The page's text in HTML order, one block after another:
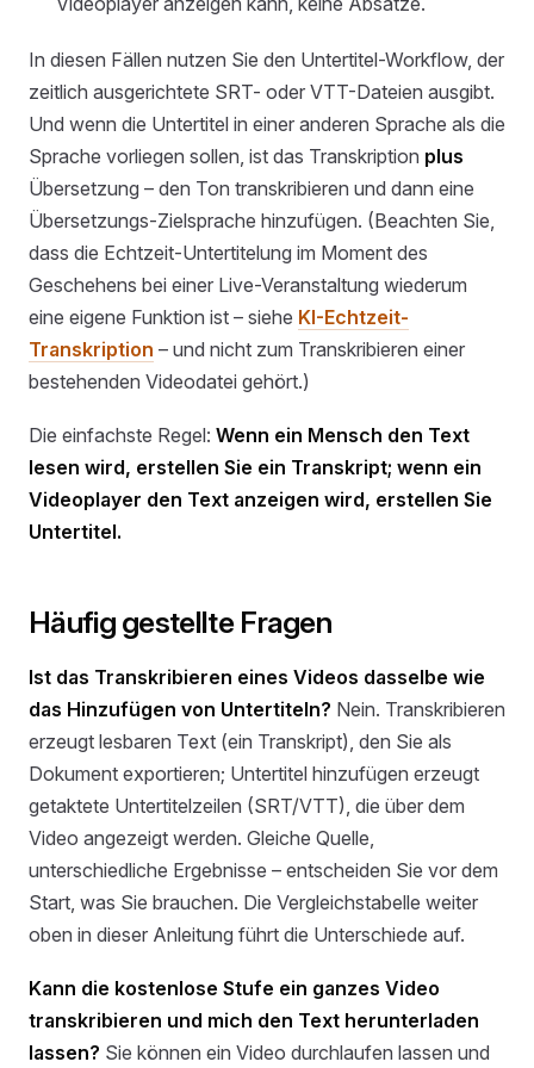
In diesen Fällen nutzen Sie den Untertitel-Workflow, der
zeitlich ausgerichtete SRT- oder VTT-Dateien ausgibt.
Und wenn die Untertitel in einer anderen Sprache als die
Sprache vorliegen sollen, ist das Transkription plus
Übersetzung – den Ton transkribieren und dann eine
Übersetzungs-Zielsprache hinzufügen. (Beachten Sie,
dass die Echtzeit-Untertitelung im Moment des
Geschehens bei einer Live-Veranstaltung wiederum
eine eigene Funktion ist – siehe KI-Echtzeit-
Transkription – und nicht zum Transkribieren einer
bestehenden Videodatei gehört.)
Die einfachste Regel: Wenn ein Mensch den Text
lesen wird, erstellen Sie ein Transkript; wenn ein
Videoplayer den Text anzeigen wird, erstellen Sie
Untertitel.
Häufig gestellte Fragen
Ist das Transkribieren eines Videos dasselbe wie
das Hinzufügen von Untertiteln? Nein. Transkribieren
erzeugt lesbaren Text (ein Transkript), den Sie als
Dokument exportieren; Untertitel hinzufügen erzeugt
getaktete Untertitelzeilen (SRT/VTT), die über dem
Video angezeigt werden. Gleiche Quelle,
unterschiedliche Ergebnisse – entscheiden Sie vor dem
Start, was Sie brauchen. Die Vergleichstabelle weiter
oben in dieser Anleitung führt die Unterschiede auf.
Kann die kostenlose Stufe ein ganzes Video
transkribieren und mich den Text herunterladen
lassen? Sie können ein Video durchlaufen lassen und